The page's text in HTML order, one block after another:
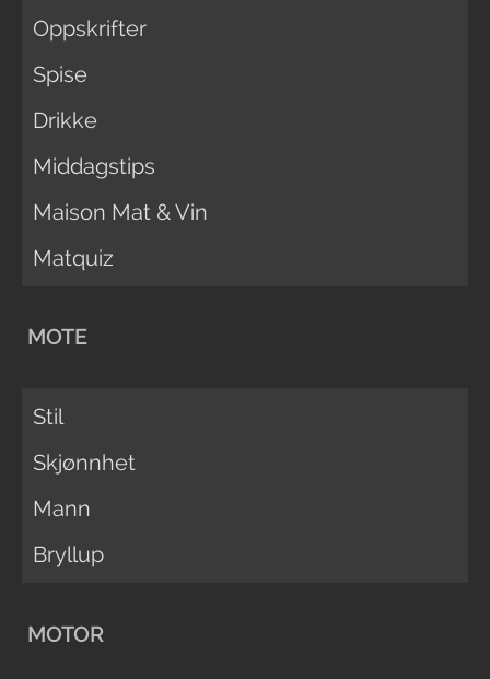
Oppskrifter
Spise
Drikke
Middagstips
Maison Mat & Vin
Matquiz
MOTE
Stil
Skjønnhet
Mann
Bryllup
MOTOR